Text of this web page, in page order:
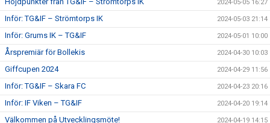
2024-05-05 16:27
Inför: TG&IF – Strömtorps IK 2024-05-03 21:14
Inför: Grums IK – TG&IF 2024-05-01 10:00
Årspremiär för Bollekis 2024-04-30 10:03
Giffcupen 2024 2024-04-29 11:56
Inför: TG&IF – Skara FC 2024-04-23 20:16
Inför: IF Viken – TG&IF 2024-04-20 19:14
Välkommen på Utvecklingsmöte! 2024-04-19 14:15